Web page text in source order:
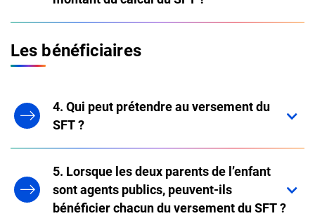
Les bénéficiaires
4. Qui peut prétendre au versement du
SFT ?
5. Lorsque les deux parents de l’enfant
sont agents publics, peuvent-ils
bénéficier chacun du versement du SFT ?